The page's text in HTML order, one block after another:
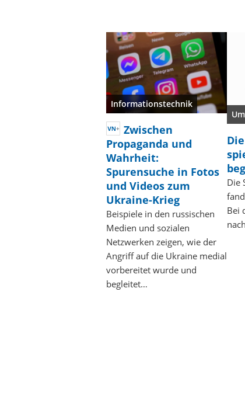
Informationstechnik
Zwischen
Propaganda und
Wahrheit:
Spurensuche in Fotos
und Videos zum
Ukraine-Krieg
Beispiele in den russischen
Medien und sozialen
Netzwerken zeigen, wie der
Angriff auf die Ukraine medial
vorbereitet wurde und
begleitet…
Die
Bei